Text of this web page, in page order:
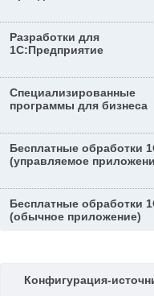
Разработки для
1С:Предприятие
Специализированные
программы для бизнеса
Бесплатные обработки
(управляемое
Бесплатные обработки
(обычное приложение)
Конфигурация-